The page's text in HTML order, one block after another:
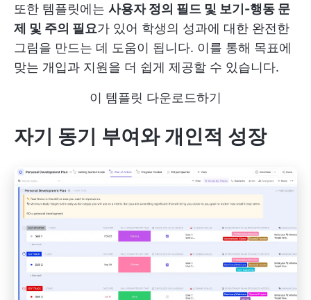
또한 템플릿에는 사용자 정의 필드 및 보기-행동 문
제 및 주의 필요가 있어 학생의 성과에 대한 완전한
그림을 만드는 데 도움이 됩니다. 이를 통해 목표에
맞는 개입과 지원을 더 쉽게 제공할 수 있습니다.
이 템플릿 다운로드하기
자기 동기 부여와 개인적 성장